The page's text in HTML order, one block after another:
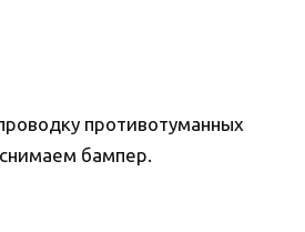
противотуманных
бампер.